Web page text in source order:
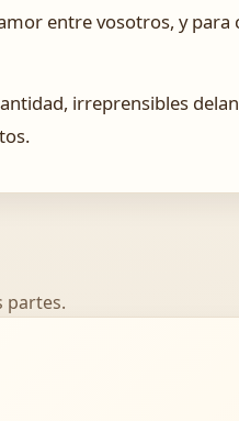
entre vosotros, y
irreprensibles
partes.